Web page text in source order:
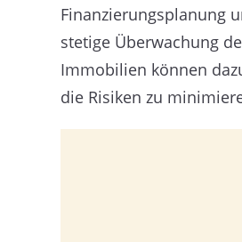
Finanzierungsplanung
stetige Überwachung
Immobilien können
die Risiken zu